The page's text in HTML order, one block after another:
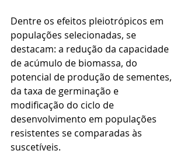
Dentre os efeitos pleiotrópicos em
populações selecionadas, se
destacam: a redução da capacidade
de acúmulo de biomassa, do
potencial de produção de sementes,
da taxa de germinação e
modificação do ciclo de
desenvolvimento em populações
resistentes se comparadas às
suscetíveis.